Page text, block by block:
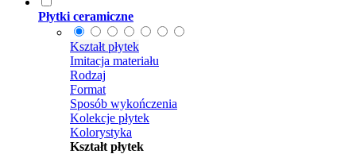
Płytki ceramiczne
Kształt płytek
Imitacja materiału
Rodzaj
Format
Sposób wykończenia
Kolekcje płytek
Kolorystyka
Kształt płytek